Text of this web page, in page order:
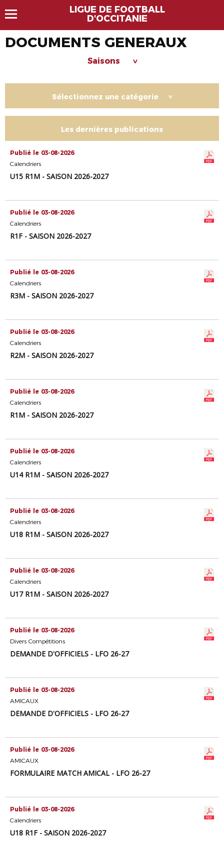
LIGUE DE FOOTBALL
D'OCCITANIE
DOCUMENTS GENERAUX
Saisons >
Sélectionnez une catégorie >
Les dernières publications
Publié le 03-08-2026
Calendriers
U15 R1M - SAISON 2026-2027
Publié le 03-08-2026
Calendriers
R1F - SAISON 2026-2027
Publié le 03-08-2026
Calendriers
R3M - SAISON 2026-2027
Publié le 03-08-2026
Calendriers
R2M - SAISON 2026-2027
Publié le 03-08-2026
Calendriers
R1M - SAISON 2026-2027
Publié le 03-08-2026
Calendriers
U14 R1M - SAISON 2026-2027
Publié le 03-08-2026
Calendriers
U18 R1M - SAISON 2026-2027
Publié le 03-08-2026
Calendriers
U17 R1M - SAISON 2026-2027
Publié le 03-08-2026
Divers Compétitions
DEMANDE D'OFFICIELS - LFO 26-27
Publié le 03-08-2026
AMICAUX
DEMANDE D'OFFICIELS - LFO 26-27
Publié le 03-08-2026
AMICAUX
FORMULAIRE MATCH AMICAL - LFO 26-27
Publié le 03-08-2026
Calendriers
U18 R1F - SAISON 2026-2027